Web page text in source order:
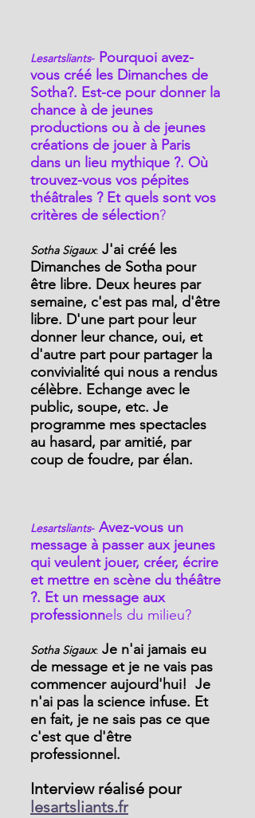
Lesartsliants- Pourquoi avez-
vous créé les Dimanches de
Sotha?. Est-ce pour donner la
chance à de jeunes
productions ou à de jeunes
créations de jouer à Paris
dans un lieu mythique ?. Où
trouvez-vous vos pépites
théâtrales ? Et quels sont vos
critères de sélection?
Sotha Sigaux: J'ai créé les
Dimanches de Sotha pour
être libre. Deux heures par
semaine, c'est pas mal, d'être
libre. D'une part pour leur
donner leur chance, oui, et
d'autre part pour partager la
convivialité qui nous a rendus
célèbre. Echange avec le
public, soupe, etc. Je
programme mes spectacles
au hasard, par amitié, par
coup de foudre, par élan.
Lesartsliants- Avez-vous un
message à passer aux jeunes
qui veulent jouer, créer, écrire
et mettre en scène du théâtre
?. Et un message aux
professionnels du milieu?
Sotha Sigaux: Je n'ai jamais eu
de message et je ne vais pas
commencer aujourd'hui!  Je
n'ai pas la science infuse. Et
en fait, je ne sais pas ce que
c'est que d'être
professionnel.
Interview réalisé pour
lesartsliants.fr